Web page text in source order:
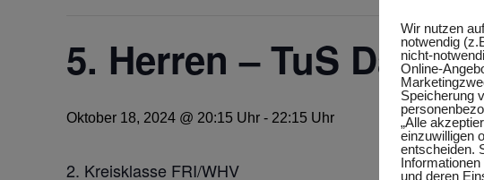
5. Herren – TuS
Oktober 18, 2024 @ 20:15 Uhr - 22:15 Uhr
2. Kreisklasse FRI/WHV
Wir nutzen
notwendig
nicht-
Online-
Speicherung
„Alle
einzuwilligen
entscheiden.
und deren